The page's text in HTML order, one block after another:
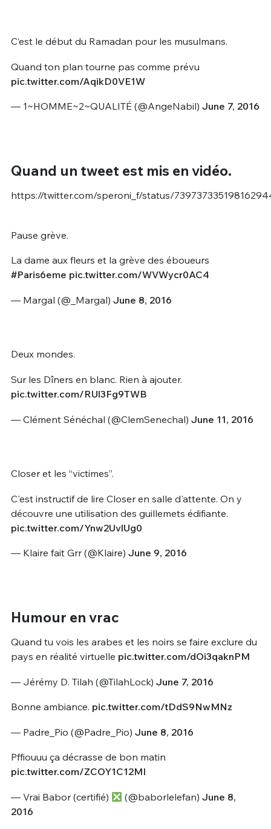
C’est le début du Ramadan pour les musulmans.
Quand ton plan tourne pas comme prévu
pic.twitter.com/AqikD0VE1W
— 1~HOMME~2~QUALITÉ (@AngeNabil) June 7, 2016
Quand un tweet est mis en vidéo.
https://twitter.com/speroni_f/status/
Pause grève.
La dame aux fleurs et la grève des éboueurs
#Paris6eme pic.twitter.com/WVWycr0AC4
— Margal (@_Margal) June 8, 2016
Deux mondes.
Sur les Dîners en blanc. Rien à ajouter.
pic.twitter.com/RUl3Fg9TWB
— Clément Sénéchal (@ClemSenechal) June 11, 2016
Closer et les “victimes”.
C'est instructif de lire Closer en salle d'attente. On y
découvre une utilisation des guillemets édifiante.
pic.twitter.com/Ynw2UvlUg0
— Klaire fait Grr (@Klaire) June 9, 2016
Humour en vrac
Quand tu vois les arabes et les noirs se faire exclure du
pays en réalité virtuelle pic.twitter.com/dOi3qaknPM
— Jérémy D. Tilah (@TilahLock) June 7, 2016
Bonne ambiance. pic.twitter.com/tDdS9NwMNz
— Padre_Pio (@Padre_Pio) June 8, 2016
Pffiouuu ça décrasse de bon matin
pic.twitter.com/ZCOY1C12MI
— Vrai Babor (certifié) (@baborlelefan) June 8,
2016